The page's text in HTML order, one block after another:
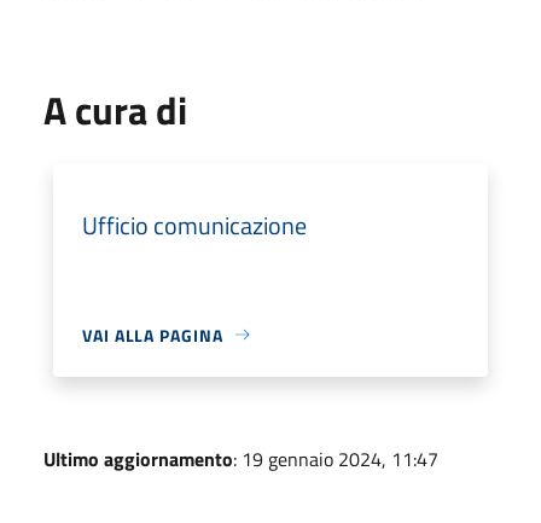
A cura di
Ufficio comunicazione
VAI ALLA PAGINA
Ultimo aggiornamento: 19 gennaio 2024, 11:47